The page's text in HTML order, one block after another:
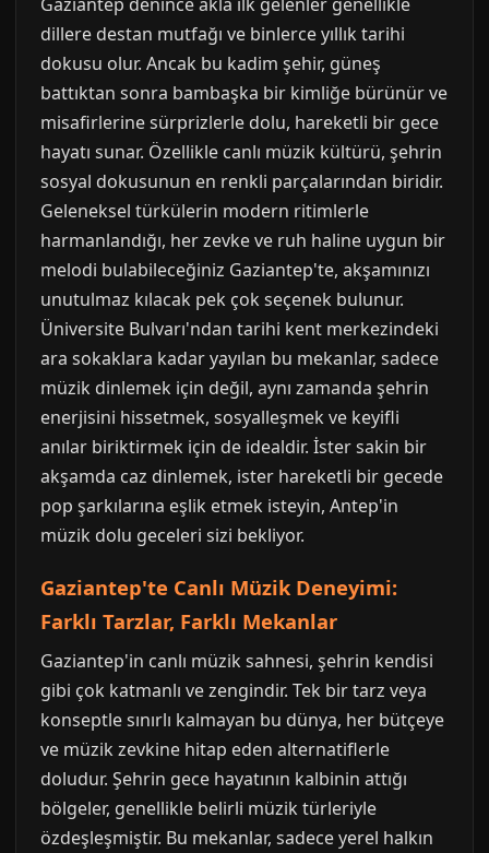
dillere destan mutfağı ve binlerce yıllık tarihi
dokusu olur. Ancak bu kadim şehir, güneş
battıktan sonra bambaşka bir kimliğe bürünür ve
misafirlerine sürprizlerle dolu, hareketli bir gece
hayatı sunar. Özellikle canlı müzik kültürü, şehrin
sosyal dokusunun en renkli parçalarından biridir.
Geleneksel türkülerin modern ritimlerle
harmanlandığı, her zevke ve ruh haline uygun bir
melodi bulabileceğiniz Gaziantep'te, akşamınızı
unutulmaz kılacak pek çok seçenek bulunur.
Üniversite Bulvarı'ndan tarihi kent merkezindeki
ara sokaklara kadar yayılan bu mekanlar, sadece
müzik dinlemek için değil, aynı zamanda şehrin
enerjisini hissetmek, sosyalleşmek ve keyifli
anılar biriktirmek için de idealdir. İster sakin bir
akşamda caz dinlemek, ister hareketli bir gecede
pop şarkılarına eşlik etmek isteyin, Antep'in
müzik dolu geceleri sizi bekliyor.
Gaziantep'te Canlı Müzik Deneyimi:
Farklı Tarzlar, Farklı Mekanlar
Gaziantep'in canlı müzik sahnesi, şehrin kendisi
gibi çok katmanlı ve zengindir. Tek bir tarz veya
konseptle sınırlı kalmayan bu dünya, her bütçeye
ve müzik zevkine hitap eden alternatiflerle
doludur. Şehrin gece hayatının kalbinin attığı
bölgeler, genellikle belirli müzik türleriyle
özdeşleşmiştir. Bu mekanlar, sadece yerel halkın